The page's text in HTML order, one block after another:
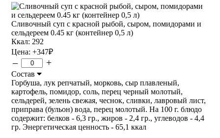
Сливочный суп с красной рыбой, сыром, помидорами и
сельдереем 0.45 кг (контейнер 0,5 л)
Ккал: 292
Цена: +347₽
– +
Состав
Горбуша, лук репчатый, морковь, сыр плавленый,
картофель, помидор, соль, перец черный молотый,
сельдерей, зелень свежая, чеснок, сливки, лавровый лист,
приправа (бульон) вода, перец молотый. На 100 г. блюдо
содержит: белков - 6,3 гр., жиров - 2,4 гр., углеводов - 4,4
гр. Энергетическая ценность - 65,1 ккал